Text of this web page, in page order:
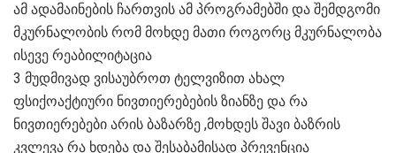
ამ ადამაინების ჩართვის ამ პროგრამებში და შემდგომი
მკურნალობის რომ მოხდე მათი როგორც მკურნალობა
ისევე რეაბილიტაცია
3 მუდმივად ვისაუბროთ ტელვიზით ახალ
ფსიქოაქტიური ნივთიერებების ზიანზე და რა
ნივთიერებები არის ბაზარზე ,მოხდეს შავი ბაზრის
კვლევა რა ხდება და შესაბამისად პრევენცია